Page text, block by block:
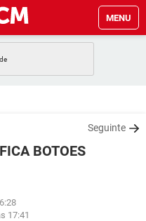
MENU
GMAIL
WHATSAPP
EXCEL
FACEBOOK
Seguinte
BOTOES
17:41